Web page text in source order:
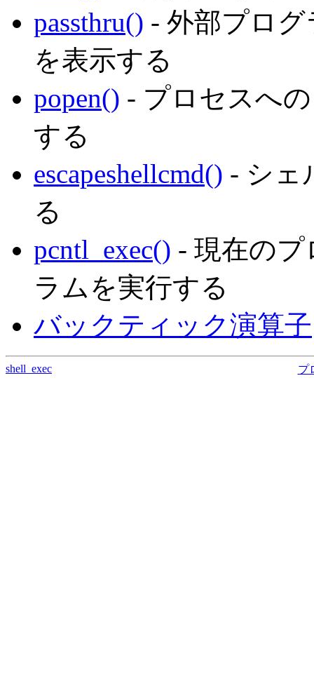
passthru() - 外部プロ
を表示する
popen() - プロセスへ
する
escapeshellcmd() - シェ
る
pcntl_exec() - 現在の
ラムを実行する
バックティック演算子
shell_exec プ